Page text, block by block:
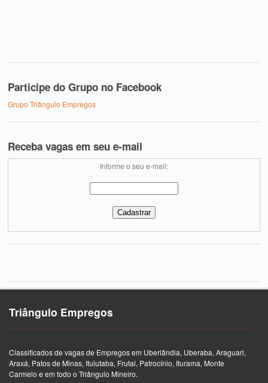
Participe do Grupo no Facebook
Grupo Triângulo Empregos
Receba vagas em seu e-mail
Informe o seu e-mail:
Triângulo Empregos
Classificados de vagas de Empregos em Uberlândia, Uberaba, Araguari,
Araxá, Patos de Minas, Ituiutaba, Frutal, Patrocínio, Iturama, Monte
Carmelo e em todo o Triângulo Mineiro.